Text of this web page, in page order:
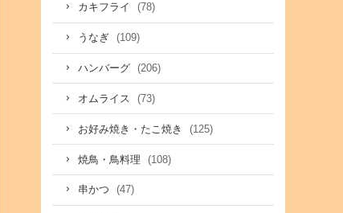
カキフライ (78)
うなぎ (109)
ハンバーグ (206)
オムライス (73)
お好み焼き・たこ焼き (125)
焼鳥・鳥料理 (108)
串かつ (47)